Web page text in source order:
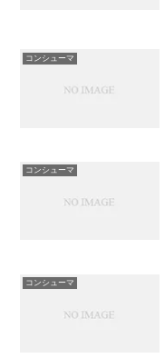
コンシューマ
コンシューマ
コンシューマ